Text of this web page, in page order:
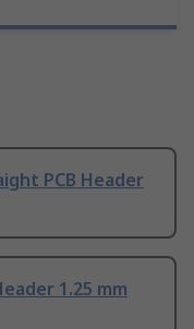
PCB Header
1.25 mm